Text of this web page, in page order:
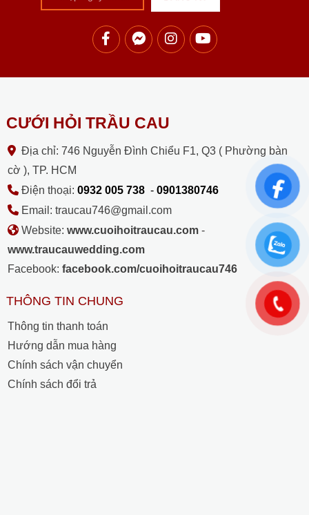
CƯỚI HỎI TRẦU CAU
Địa chỉ: 746 Nguyễn Đình Chiểu F1, Q3 ( Phường bàn
cờ ), TP. HCM
Điện thoại: 0932 005 738- 0901380746
Email: traucau746@gmail.com
Website: www.cuoihoitraucau.com -
www.traucauwedding.com
Facebook: facebook.com/cuoihoitraucau746
THÔNG TIN CHUNG
Thông tin thanh toán
Hướng dẫn mua hàng
Chính sách vận chuyển
Chính sách đổi trả